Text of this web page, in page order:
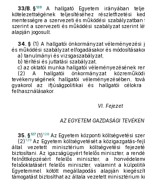
33/B. §126
A hallgató Egyetem irányában
kötelezettségének teljesítéséhez részletfizetési
mentességre a szervezeti és működési
szerint a szervezeti és működési szabályzat szerint
alapján jogosult.
34. § (1) A hallgatói önkormányzat véleményezési
és működési szabályzat elfogadásakor és
a) tanulmányi és vizsgaszabályzat,
b) térítési és juttatási szabályzat,
c) az oktatói munka hallgatói véleményezésének
(2) A hallgatói önkormányzat
tevékenységének hallgatói véleményezésében,
gyakorol az ifjúságpolitikai és hallgatói célokra
felhasználásakor.
VI. Fejezet
AZ EGYETEM GAZDASÁGI
35. §127 (1) 128 Az Egyetem központi költségvetési
(2) 129 Az Egyetem költségvetését a közigazgatás-
által vezetett minisztérium költségvetési
biztosítani. Az igazságügyért felelős miniszter, a
felnőttképzésért felelős miniszter, a
felsőoktatásért felelős miniszter, valamint a
Egyetemmel kötött megállapodás alapján
támogatást biztosíthat az általa vezetett minisztérium